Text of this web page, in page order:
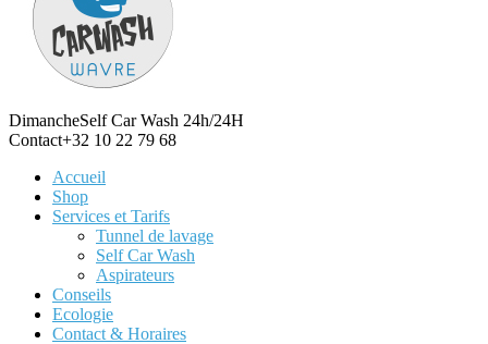
DimancheSelf Car Wash 24h/24H
Contact+32 10 22 79 68
Accueil
Shop
Services et Tarifs
Tunnel de lavage
Self Car Wash
Aspirateurs
Conseils
Ecologie
Contact & Horaires